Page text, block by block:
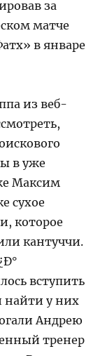
за
матче
в январе
из веб-
в уже
Максим
сухое
которое
кантуччи.
вступить
найти у них
Андрею
тренер